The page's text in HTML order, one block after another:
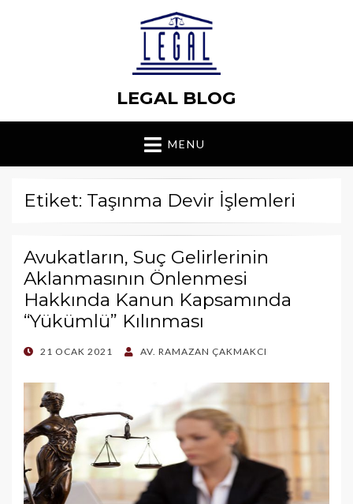
LEGAL BLOG
MENU
Etiket: Taşınma Devir İşlemleri
Avukatların, Suç Gelirlerinin
Aklanmasının Önlenmesi
Hakkında Kanun Kapsamında
“Yükümlü” Kılınması
POSTED
21 OCAK 2021 AV. RAMAZAN ÇAKMAKCI